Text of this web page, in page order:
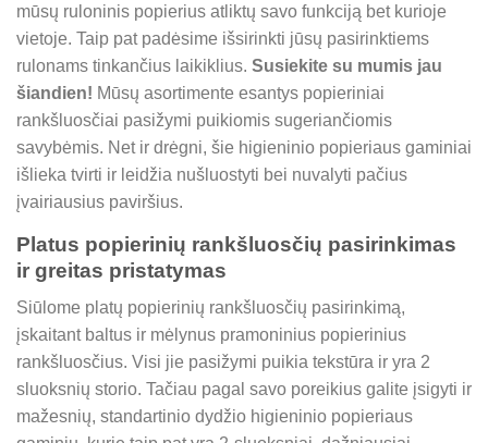
mūsų ruloninis popierius atliktų savo funkciją bet kurioje
vietoje. Taip pat padėsime išsirinkti jūsų pasirinktiems
rulonams tinkančius laikiklius. Susiekite su mumis jau
šiandien! Mūsų asortimente esantys popieriniai
rankšluosčiai pasižymi puikiomis sugeriančiomis
savybėmis. Net ir drėgni, šie higieninio popieriaus gaminiai
išlieka tvirti ir leidžia nušluostyti bei nuvalyti pačius
įvairiausius paviršius.
Platus popierinių rankšluosčių pasirinkimas
ir greitas pristatymas
Siūlome platų popierinių rankšluosčių pasirinkimą,
įskaitant baltus ir mėlynus pramoninius popierinius
rankšluosčius. Visi jie pasižymi puikia tekstūra ir yra 2
sluoksnių storio. Tačiau pagal savo poreikius galite įsigyti ir
mažesnių, standartinio dydžio higieninio popieriaus